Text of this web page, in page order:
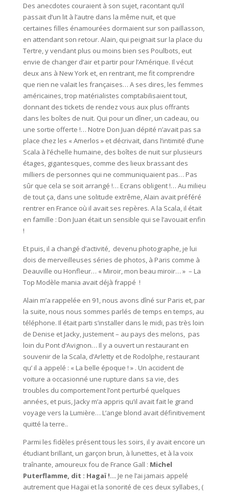
Des anecdotes couraient à son sujet, racontant qu’il
passait d’un lit à l’autre dans la même nuit, et que
certaines filles énamourées dormaient sur son paillasson,
en attendant son retour. Alain, qui peignait sur la place du
Tertre, y vendant plus ou moins bien ses Poulbots, eut
envie de changer d’air et partir pour l’Amérique. Il vécut
deux ans à New York et, en rentrant, me fit comprendre
que rien ne valait les françaises… A ses dires, les femmes
américaines, trop matérialistes comptabilisaient tout,
donnant des tickets de rendez vous aux plus offrants
dans les boîtes de nuit. Qui pour un dîner, un cadeau, ou
une sortie offerte !… Notre Don Juan dépité n’avait pas sa
place chez les « Amerlos » et décrivait, dans l’intimité d’une
Scala à l’échelle humaine, des boîtes de nuit sur plusieurs
étages, gigantesques, comme des lieux brassant des
milliers de personnes qui ne communiquaient pas… Pas
sûr que cela se soit arrangé !… Ecrans obligent !… Au milieu
de tout ça, dans une solitude extrême, Alain avait préféré
rentrer en France où il avait ses repères. A la Scala, il était
en famille : Don Juan était un sensible qui se l’avouait enfin
!
Et puis, il a changé d’activité, devenu photographe, je lui
dois de merveilleuses séries de photos, à Paris comme à
Deauville ou Honfleur… « Miroir, mon beau miroir… » – La
Top Modèle mania avait déjà frappé !
Alain m’a rappelée en 91, nous avons dîné sur Paris et, par
la suite, nous nous sommes parlés de temps en temps, au
téléphone. Il était parti s’installer dans le midi, pas très loin
de Denise et Jacky, justement – au pays des melons, pas
loin du Pont d’Avignon… Il y a ouvert un restaurant en
souvenir de la Scala, d’Arletty et de Rodolphe, restaurant
qu’ il a appelé : « La belle époque ! » . Un accident de
voiture a occasionné une rupture dans sa vie, des
troubles du comportement l’ont perturbé quelques
années, et puis, Jacky m’a appris qu’il avait fait le grand
voyage vers la Lumière… L’ange blond avait définitivement
quitté la terre..
Parmi les fidèles présent tous les soirs, il y avait encore un
étudiant brillant, un garçon brun, à lunettes, et à la voix
traînante, amoureux fou de France Gall : Michel
Puterflamme, dit : Hagaï !… Je ne l’ai jamais appelé
autrement que Hagaï et la sonorité de ces deux syllabes, (